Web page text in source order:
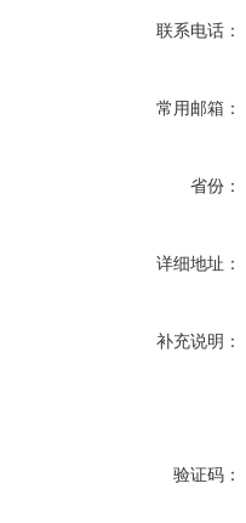
联系电话：
常用邮箱：
省份：
详细地址：
补充说明：
验证码：